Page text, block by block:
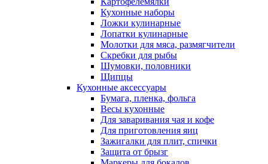
Кухонные наборы
Ложки кулинарные
Лопатки кулинарные
Молотки для мяса, размягчители
Скребки для рыбы
Шумовки, половники
Щипцы
Кухонные аксессуары
Бумага, пленка, фольга
Весы кухонные
Для заваривания чая и кофе
Для приготовления яиц
Зажигалки для плит, спички
Защита от брызг